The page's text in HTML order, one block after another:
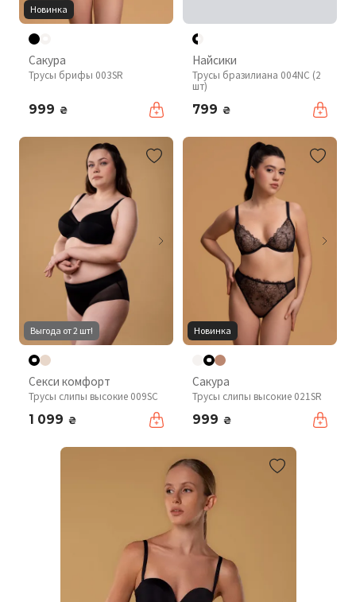
Новинка
Сакура
Трусы брифы 003SR
999 ₴
Найсики
Трусы бразилиана 004NC (2
шт)
799 ₴
Выгода от 2 шт!
Секси комфорт
Трусы слипы высокие 009SC
1 099 ₴
Новинка
Сакура
Трусы слипы высокие 021SR
999 ₴